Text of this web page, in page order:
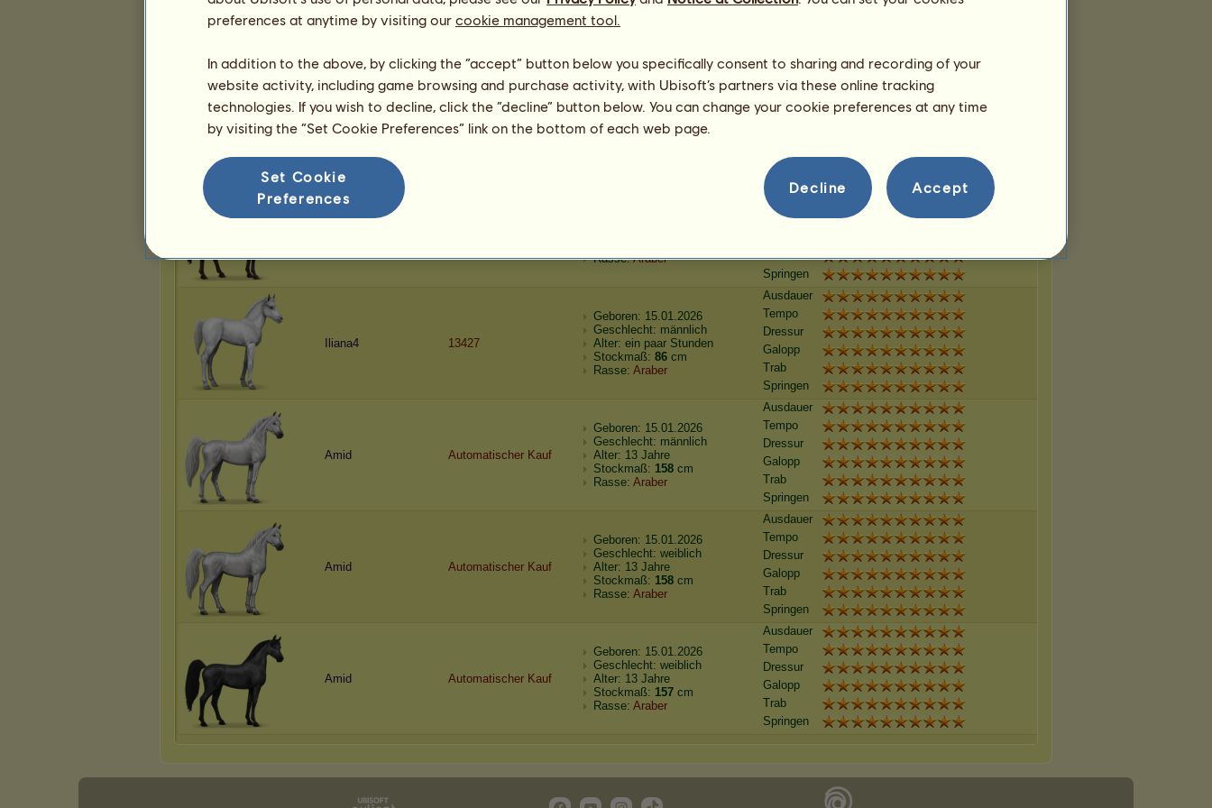
Nannjachi 13396
Alter: ein paar Stunden
Stockmaß:
Geboren: 15.01.2026
Geschlecht: männlich
Stockmaß:158 cm
Ausdauer
Tempo
Dressur
Springen
Rasse:Araber
Ausdauer
Tempo
Dressur
Trab
Springen
Iliana4 13427
Geboren: 15.01.2026
Geschlecht: männlich
Alter: ein paar Stunden
Stockmaß: 86 cm
Rasse: Araber
Ausdauer
Tempo
Dressur
Galopp
Trab
Springen
Amid Automatischer Kauf
Geboren: 15.01.2026
Geschlecht: männlich
Alter: 13 Jahre
Stockmaß: 158 cm
Rasse: Araber
Ausdauer
Tempo
Dressur
Galopp
Trab
Springen
Amid Automatischer Kauf
Geboren: 15.01.2026
Geschlecht: weiblich
Alter: 13 Jahre
Stockmaß: 158 cm
Rasse: Araber
Ausdauer
Tempo
Dressur
Galopp
Trab
Springen
Amid Automatischer Kauf
Geboren: 15.01.2026
Geschlecht: weiblich
Alter: 13 Jahre
Stockmaß: 157 cm
Rasse: Araber
Ausdauer
Tempo
Dressur
Galopp
Trab
Springen
preferences at anytime by visiting our cookie management tool.
In addition to the above, by clicking the “accept” button below you specifically consent to sharing and recording of your
website activity, including game browsing and purchase activity, with Ubisoft’s partners via these online tracking
technologies. If you wish to decline, click the “decline” button below. You can change your cookie preferences at any time
by visiting the “Set Cookie Preferences” link on the bottom of each web page.
Set Cookie
Preferences
Decline Accept